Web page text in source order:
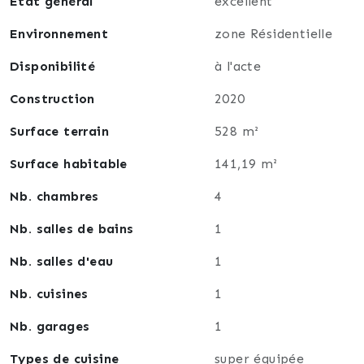
Environnement zone Résidentielle
Disponibilité à l'acte
Construction 2020
Surface terrain 528 m²
Surface habitable 141,19 m²
Nb. chambres 4
Nb. salles de bains 1
Nb. salles d'eau 1
Nb. cuisines 1
Nb. garages 1
Types de cuisine super équipée